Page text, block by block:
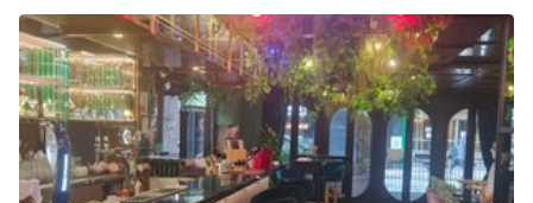
Camion
Container
Fiera/festival
Galleria d'arte
Hall